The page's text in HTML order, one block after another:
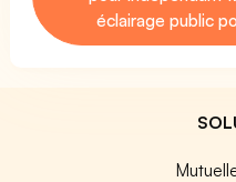
éclairage public